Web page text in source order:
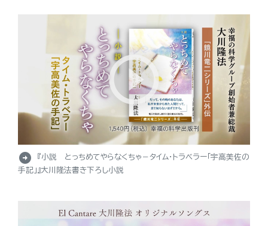
arrow_circle_right
『小説 とっちめてやらなくちゃ－タイム・トラベラー「宇高美佐の
手記」』大川隆法書き下ろし小説